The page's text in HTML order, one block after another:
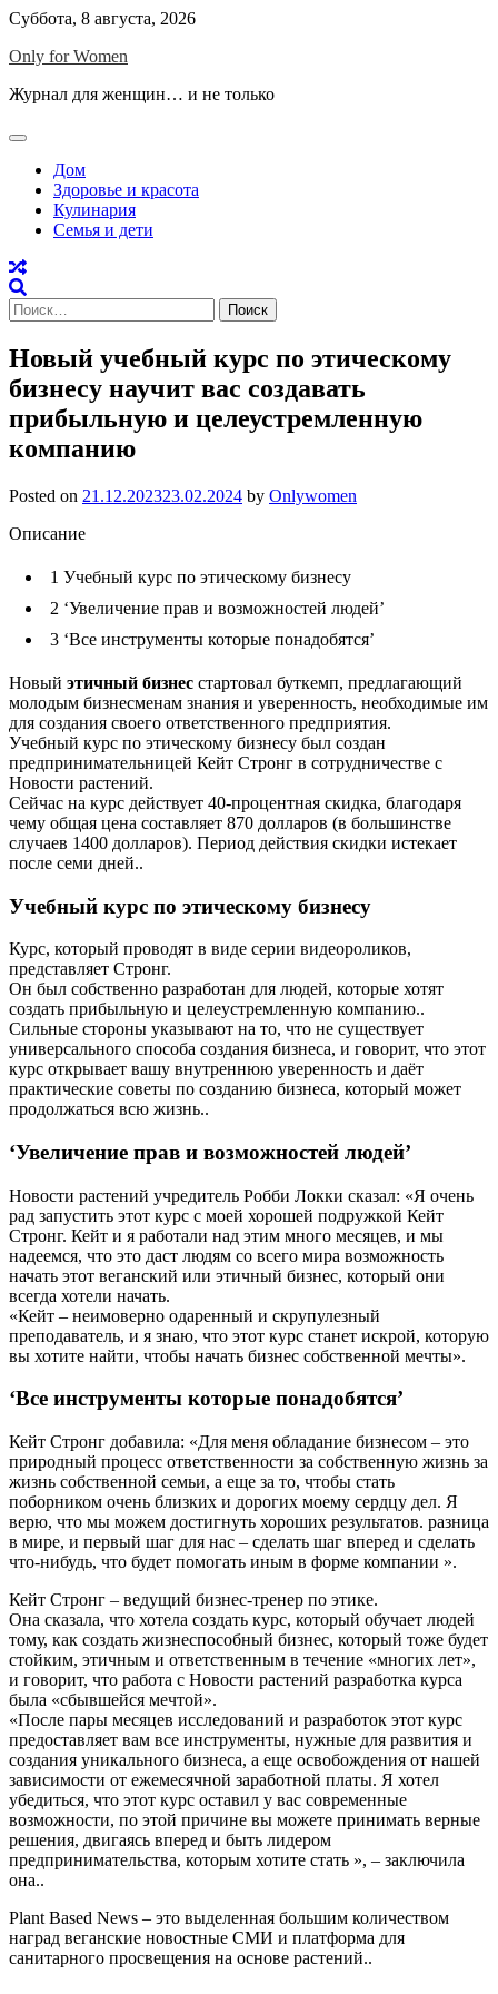
Skip
content
Суббота, 8 августа, 2026
Only for Women
Журнал для женщин… и не только
Дом
Здоровье и красота
Кулинария
Семья и дети
Найти:
Новый учебный курс по этическому
бизнесу научит вас создавать
прибыльную и целеустремленную
компанию
Posted on 21.12.202323.02.2024 by Onlywomen
Описание
1 Учебный курс по этическому бизнесу
2 ‘Увеличение прав и возможностей людей’
3 ‘Все инструменты которые понадобятся’
Новый этичный бизнес стартовал буткемп, предлагающий
молодым бизнесменам знания и уверенность, необходимые им
для создания своего ответственного предприятия.
Учебный курс по этическому бизнесу был создан
предпринимательницей Кейт Стронг в сотрудничестве с
Новости растений.
Сейчас на курс действует 40-процентная скидка, благодаря
чему общая цена составляет 870 долларов (в большинстве
случаев 1400 долларов). Период действия скидки истекает
после семи дней..
Учебный курс по этическому бизнесу
Курс, который проводят в виде серии видеороликов,
представляет Стронг.
Он был собственно разработан для людей, которые хотят
создать прибыльную и целеустремленную компанию..
Сильные стороны указывают на то, что не существует
универсального способа создания бизнеса, и говорит, что этот
курс открывает вашу внутреннюю уверенность и даёт
практические советы по созданию бизнеса, который может
продолжаться всю жизнь..
‘Увеличение прав и возможностей людей’
Новости растений учредитель Робби Локки сказал: «Я очень
рад запустить этот курс с моей хорошей подружкой Кейт
Стронг. Кейт и я работали над этим много месяцев, и мы
надеемся, что это даст людям со всего мира возможность
начать этот веганский или этичный бизнес, который они
всегда хотели начать.
«Кейт – неимоверно одаренный и скрупулезный
преподаватель, и я знаю, что этот курс станет искрой, которую
вы хотите найти, чтобы начать бизнес собственной мечты».
‘Все инструменты которые понадобятся’
Кейт Стронг добавила: «Для меня обладание бизнесом – это
природный процесс ответственности за собственную жизнь за
жизнь собственной семьи, а еще за то, чтобы стать
поборником очень близких и дорогих моему сердцу дел. Я
верю, что мы можем достигнуть хороших результатов. разница
в мире, и первый шаг для нас – сделать шаг вперед и сделать
что-нибудь, что будет помогать иным в форме компании ».
Кейт Стронг – ведущий бизнес-тренер по этике.
Она сказала, что хотела создать курс, который обучает людей
тому, как создать жизнеспособный бизнес, который тоже будет
стойким, этичным и ответственным в течение «многих лет»,
и говорит, что работа с Новости растений разработка курса
была «сбывшейся мечтой».
«После пары месяцев исследований и разработок этот курс
предоставляет вам все инструменты, нужные для развития и
создания уникального бизнеса, а еще освобождения от нашей
зависимости от ежемесячной заработной платы. Я хотел
убедиться, что этот курс оставил у вас современные
возможности, по этой причине вы можете принимать верные
решения, двигаясь вперед и быть лидером
предпринимательства, которым хотите стать », – заключила
она..
Plant Based News – это выделенная большим количеством
наград веганские новостные СМИ и платформа для
санитарного просвещения на основе растений..